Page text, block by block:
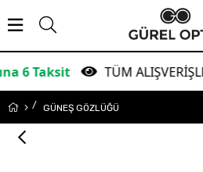
TÜM ALIŞVERİŞLERDE
GÜNEŞ GÖZLÜĞÜ